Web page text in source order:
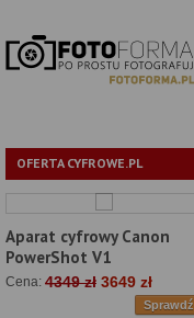
OFERTA CYFROWE.PL
Aparat cyfrowy Canon
PowerShot V1
Cena: 4349 zł 3649 zł
Sprawdź